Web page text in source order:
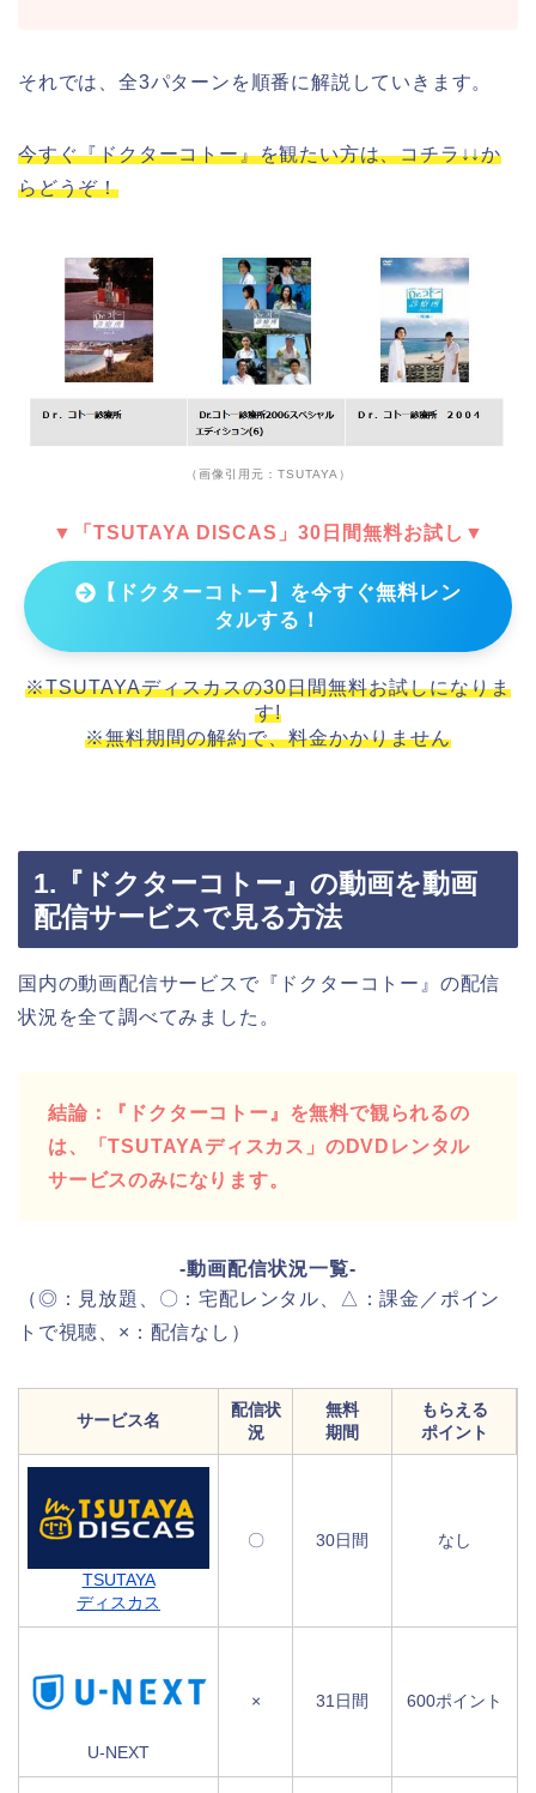
それでは、全3パターンを順番に解説していきます。
今すぐ『ドクターコトー』を観たい方は、コチラ↓↓か
らどうぞ！
（画像引用元：TSUTAYA）
▼「TSUTAYA DISCAS」30日間無料お試し▼
【ドクターコトー】を今すぐ無料レン
タルする！
※TSUTAYAディスカスの30日間無料お試しになりま
す!
※無料期間の解約で、料金かかりません
1.『ドクターコトー』の動画を動画
配信サービスで見る方法
国内の動画配信サービスで『ドクターコトー』の配信
状況を全て調べてみました。
結論：『ドクターコトー』を無料で観られるの
は、「TSUTAYAディスカス」のDVDレンタル
サービスのみになります。
-動画配信状況一覧-
（◎：見放題、〇：宅配レンタル、△：課金／ポイン
トで視聴、×：配信なし）
サービス名
配信状
況
無料
期間
もらえる
ポイント
TSUTAYA
ディスカス
〇 30日間 なし
U-NEXT
× 31日間 600ポイント